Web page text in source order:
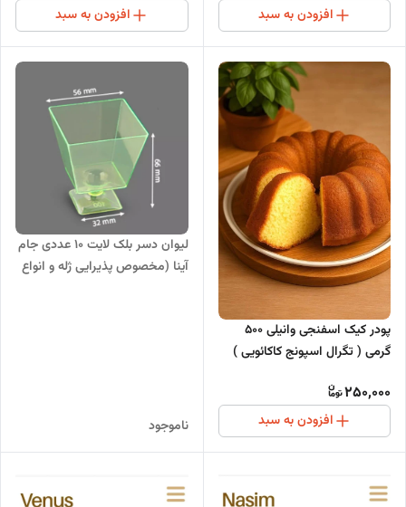
افزودن به سبد افزودن به سبد
پودر کیک اسفنجی وانیلی 500
گرمی ( تگرال اسپونج کاکائویی )
250,000
افزودن به سبد
لیوان دسر بلک لایت 10 عددی جام
آینا (مخصوص پذیرایی ژله و انواع
ناموجود